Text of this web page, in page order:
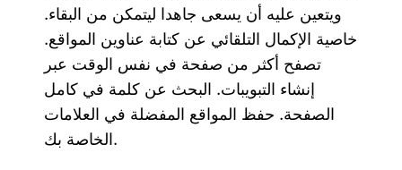
ويتعين عليه أن يسعى جاهدا ليتمكن من البقاء.
خاصية الإكمال التلقائي عن كتابة عناوين المواقع.
تصفح أكثر من صفحة في نفس الوقت عبر
إنشاء التبويبات. البحث عن كلمة في كامل
الصفحة. حفظ المواقع المفضلة في العلامات
الخاصة بك.